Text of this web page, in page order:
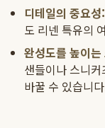
디테일의 중요성:
도 리넨 특유의
완성도를 높이는
샌들이나 스니
바꿀 수 있습니